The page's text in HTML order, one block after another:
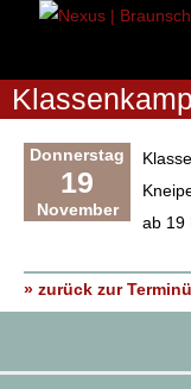
springen
Donnerstag
19
November
ab 19
» zurück zur